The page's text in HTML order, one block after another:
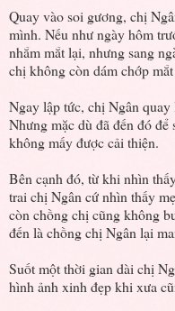
Quay vào soi gương, chị
mình. Nếu như ngày hôm
nhắm mắt lại, nhưng sang
chị không còn dám chớp
Ngay lập tức, chị Ngân quay
Nhưng mặc dù đã đến đó
không mấy được cải thiện.
Bên cạnh đó, từ khi nhìn
trai chị Ngân cứ nhìn thấy
còn chồng chị cũng không
đến là chồng chị Ngân lại
Suốt một thời gian dài chị
hình ảnh xinh đẹp khi xưa